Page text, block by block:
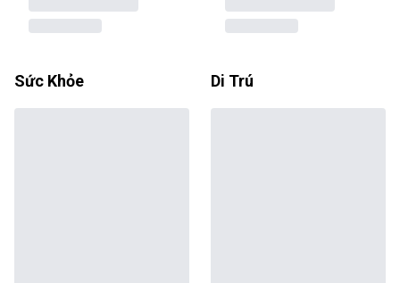
Sức Khỏe Di Trú